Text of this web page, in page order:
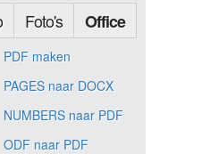
Foto's Office
PDF maken
PAGES naar DOCX
NUMBERS naar PDF
ODF naar PDF